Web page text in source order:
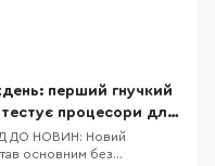
перший гнучкий
процесори для
процесор
НОВИН: Новий
основним без